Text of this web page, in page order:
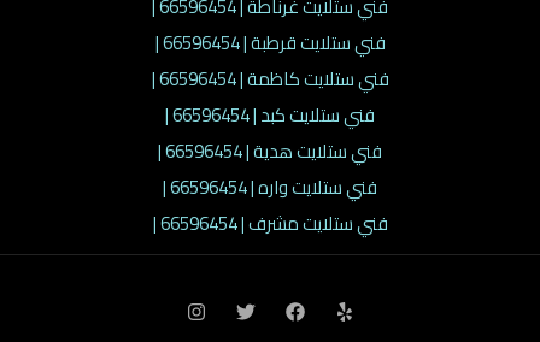
فني ستلايت غرناطة | 66596454 |
فني ستلايت قرطبة | 66596454 |
فني ستلايت كاظمة | 66596454 |
فني ستلايت كبد | 66596454 |
فني ستلايت هدية | 66596454 |
فني ستلايت واره | 66596454 |
فني ستلايت مشرف | 66596454 |